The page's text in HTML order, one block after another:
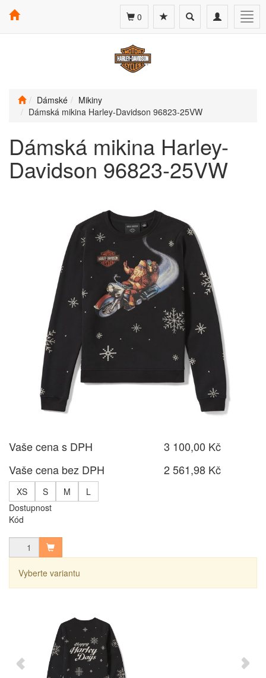
Toggle
navigation
Toggle
search
0
Dámské
Mikiny
Dámská mikina Harley-Davidson 96823-25VW
Dámská mikina Harley-
Davidson 96823-25VW
Vaše cena s DPH
3 100,00 Kč
Vaše cena bez DPH
2 561,98 Kč
XS S M
L
Dostupnost
Kód
Vyberte variantu